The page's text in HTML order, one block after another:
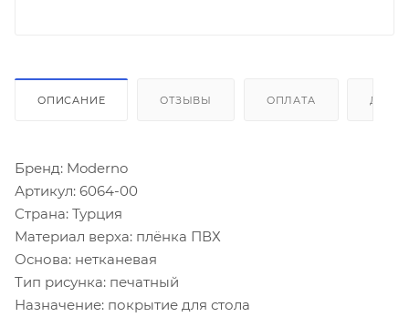
ОПИСАНИЕ ОТЗЫВЫ ОПЛАТА
Бренд: Moderno
Артикул: 6064-00
Страна: Турция
Материал верха: плёнка ПВХ
Основа: нетканевая
Тип рисунка: печатный
Назначение: покрытие для стола